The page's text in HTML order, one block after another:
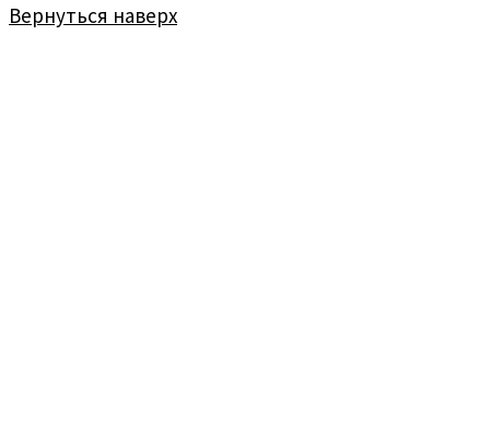
Вернуться наверх